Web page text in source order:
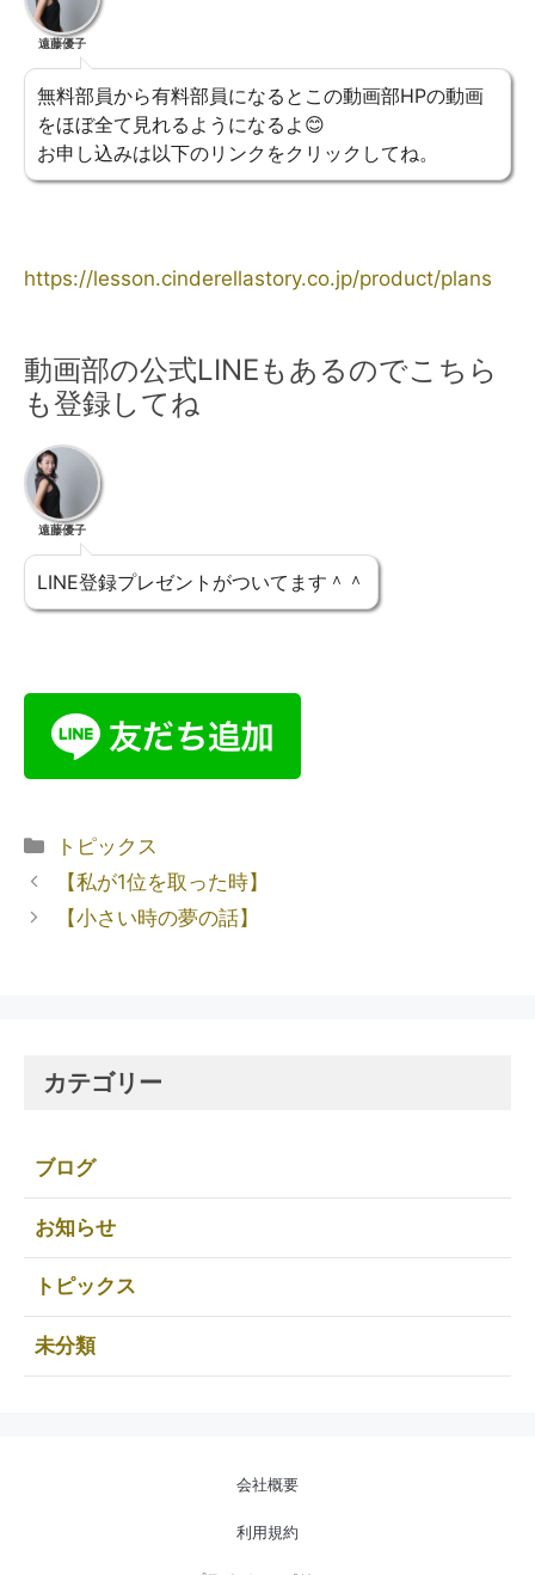
遠藤優子
無料部員から有料部員になるとこの動画部HPの動画
をほぼ全て見れるようになるよ😊
お申し込みは以下のリンクをクリックしてね。
https://lesson.cinderellastory.co.jp/product/plans
動画部の公式LINEもあるのでこちら
も登録してね
遠藤優子
LINE登録プレゼントがついてます＾＾
トピックス
【私が1位を取った時】
【小さい時の夢の話】
カテゴリー
ブログ
お知らせ
トピックス
未分類
会社概要
利用規約